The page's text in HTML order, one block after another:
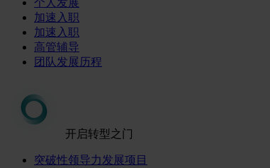
个人发展
加速入职
加速入职
高管辅导
团队发展历程
开启转型之门
突破性领导力发展项目